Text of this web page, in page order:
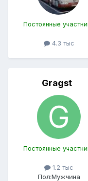
Постоянные
4.3 тыс
Gragst
Постоянные
1.2 тыс
Пол:Мужчина